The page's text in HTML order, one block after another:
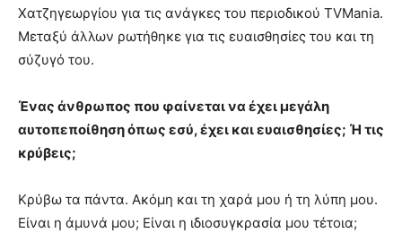
Χατζηγεωργίου για τις ανάγκες του περιοδικού TVMania.
Μεταξύ άλλων ρωτήθηκε για τις ευαισθησίες του και τη
σύζυγό του.
Ένας άνθρωπος που φαίνεται να έχει μεγάλη
αυτοπεποίθηση όπως εσύ, έχει και ευαισθησίες; Ή τις
κρύβεις;
Κρύβω τα πάντα. Ακόμη και τη χαρά μου ή τη λύπη μου.
Είναι η άμυνά μου; Είναι η ιδιοσυγκρασία μου τέτοια;